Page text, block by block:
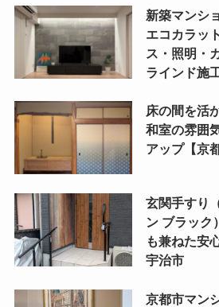
新築マンシ
エコカラッ
ス・照明・
ラインド施
床の間を活
和室の雰囲
アップ【京
玄関手すり
ン ブラック
も兼ねた安
宇治市
京都市マン